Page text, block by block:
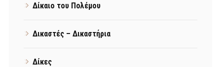
Δίκαιο του Πολέμου
Δικαστές – Δικαστήρια
Δίκες